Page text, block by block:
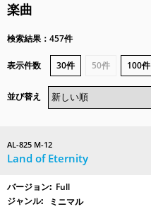
楽曲
検索結果：457件
表示件数 30件 50件 100件
並び替え
AL-825 M-12
Land of Eternity
Full
ミニマル